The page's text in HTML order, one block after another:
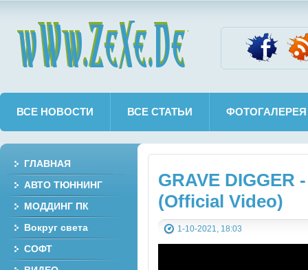
ВСЕ НОВОСТИ ВСЕ СТАТЬИ ФОТОГАЛЕРЕЯ
GRAVE DIGGER
(Official Video)
1-10-2021, 18:03
ГЛАВНАЯ
АВТО ТЮННИНГ
МОДДИНГ ПК
Вокруг света
СОФТ